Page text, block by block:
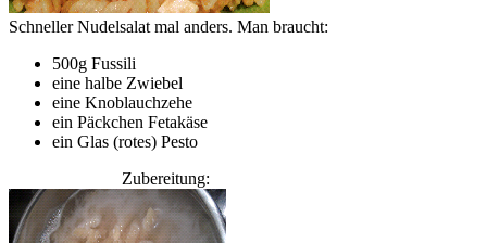
Schneller Nudelsalat mal anders. Man braucht:
500g Fussili
eine halbe Zwiebel
eine Knoblauchzehe
ein Päckchen Fetakäse
ein Glas (rotes) Pesto
Zubereitung: